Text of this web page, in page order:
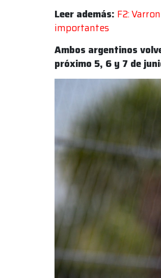
Leer además: F2:
importantes
Ambos argentinos
próximo 5, 6 y 7 de